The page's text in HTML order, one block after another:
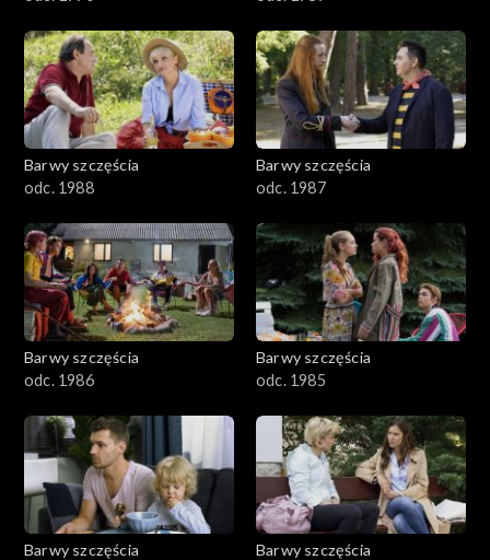
1101–1200
1001–1100
901–1000
801–900
782–800
Barwy szczęścia
odc. 1988
Barwy szczęścia
odc. 1987
Barwy szczęścia
odc. 1986
Barwy szczęścia
odc. 1985
Barwy szczęścia
Barwy szczęścia